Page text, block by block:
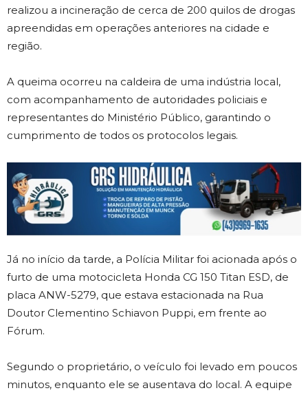
realizou a incineração de cerca de 200 quilos de drogas
apreendidas em operações anteriores na cidade e
região.
A queima ocorreu na caldeira de uma indústria local,
com acompanhamento de autoridades policiais e
representantes do Ministério Público, garantindo o
cumprimento de todos os protocolos legais.
Já no início da tarde, a Polícia Militar foi acionada após o
furto de uma motocicleta Honda CG 150 Titan ESD, de
placa ANW-5279, que estava estacionada na Rua
Doutor Clementino Schiavon Puppi, em frente ao
Fórum.
Segundo o proprietário, o veículo foi levado em poucos
minutos, enquanto ele se ausentava do local. A equipe